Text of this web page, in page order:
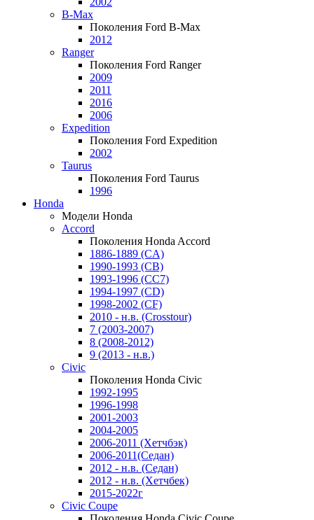
B-Max
Поколения Ford B-Max
2012
Ranger
Поколения Ford Ranger
2009
2011
2016
2006
Expedition
Поколения Ford Expedition
2002
Taurus
Поколения Ford Taurus
1996
Honda
Модели Honda
Accord
Поколения Honda Accord
1886-1889 (CA)
1990-1993 (CB)
1993-1996 (CC7)
1994-1997 (CD)
1998-2002 (CF)
2010 - н.в. (Crosstour)
7 (2003-2007)
8 (2008-2012)
9 (2013 - н.в.)
Civic
Поколения Honda Civic
1992-1995
1996-1998
2001-2003
2004-2005
2006-2011 (Хетчбэк)
2006-2011(Седан)
2012 - н.в. (Седан)
2012 - н.в. (Хетчбек)
2015-2022г
Civic Coupe